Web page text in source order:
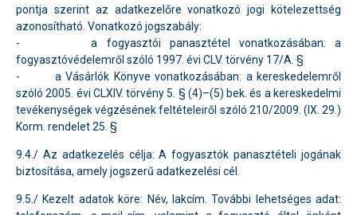
pontja szerint az adatkezelőre vonatkozó jogi kötelezettség
azonosítható. Vonatkozó jogszabály:
- a fogyasztói panasztétel vonatkozásában: a
fogyasztóvédelemről szóló 1997. évi CLV. törvény 17/A. §
- a Vásárlók Könyve vonatkozásában: a kereskedelemről
szóló 2005. évi CLXIV. törvény 5. § (4)–(5) bek. és a kereskedelmi
tevékenységek végzésének feltételeiről szóló 210/2009. (IX. 29.)
Korm. rendelet 25. §
9.4./ Az adatkezelés célja: A fogyasztók panasztételi jogának
biztosítása, amely jogszerű adatkezelési cél.
9.5./ Kezelt adatok köre: Név, lakcím. További lehetséges adat: